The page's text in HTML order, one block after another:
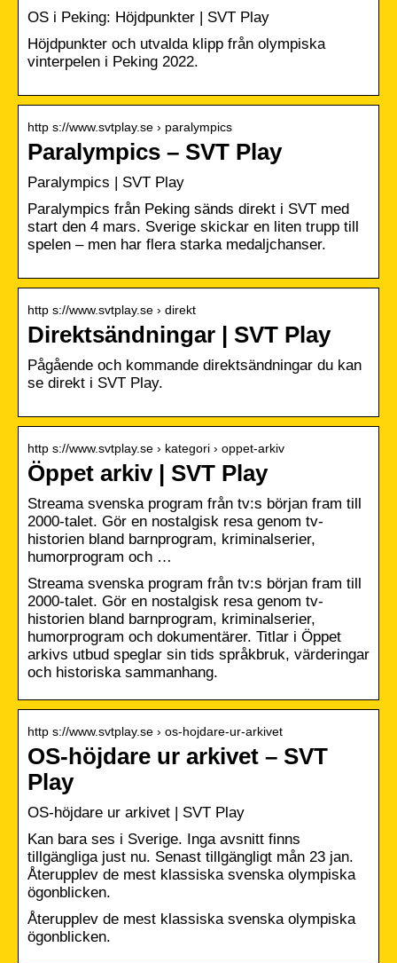
OS i Peking: Höjdpunkter | SVT Play
Höjdpunkter och utvalda klipp från olympiska
vinterpelen i Peking 2022.
http s://www.svtplay.se › paralympics
Paralympics – SVT Play
Paralympics | SVT Play
Paralympics från Peking sänds direkt i SVT med
start den 4 mars. Sverige skickar en liten trupp till
spelen – men har flera starka medaljchanser.
http s://www.svtplay.se › direkt
Direktsändningar | SVT Play
Pågående och kommande direktsändningar du kan
se direkt i SVT Play.
http s://www.svtplay.se › kategori › oppet-arkiv
Öppet arkiv | SVT Play
Streama svenska program från tv:s början fram till
2000-talet. Gör en nostalgisk resa genom tv-
historien bland barnprogram, kriminalserier,
humorprogram och …
Streama svenska program från tv:s början fram till
2000-talet. Gör en nostalgisk resa genom tv-
historien bland barnprogram, kriminalserier,
humorprogram och dokumentärer. Titlar i Öppet
arkivs utbud speglar sin tids språkbruk, värderingar
och historiska sammanhang.
http s://www.svtplay.se › os-hojdare-ur-arkivet
OS-höjdare ur arkivet – SVT
Play
OS-höjdare ur arkivet | SVT Play
Kan bara ses i Sverige. Inga avsnitt finns
tillgängliga just nu. Senast tillgängligt mån 23 jan.
Återupplev de mest klassiska svenska olympiska
ögonblicken.
Återupplev de mest klassiska svenska olympiska
ögonblicken.